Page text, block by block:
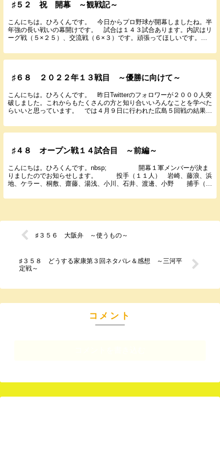
♯５２ 祝 開幕 ～観戦記～
こんにちは。ひろくんです。 今日からプロ野球が開幕しましたね。半
年強の長い戦いの幕開けです。 試合は１４３試合あります。内訳はリ
ーグ戦（５×２５）、交流戦（６×３）です。頑張ってほしいです。
♯６８ ２０２２年１３戦目 ～優勝に向けて～
こんにちは。ひろくんです。 昨日Twitterのフォロワーが２０００人突
破しました。これからもたくさんの方と知り合いいろんなことを学べた
らいいと思っています。 では４月９日に行われた広島５回戦の結果と
♯４８ オープン戦１４試合目 ～前編～
こんにちは。ひろくんです。nbsp; 開幕１軍メンバーが決ま
りましたのでお知らせします。 投手（１１人） 岩崎、藤浪、浜
地、ケラー、桐敷、齋藤、湯浅、小川、石井、渡邊、小野 捕手（
♯３５６ 大阪弁 ～使うもの～
♯３５８ どうする家康第３回ネタバレ＆感想 ～三河平
定戦～
コメント